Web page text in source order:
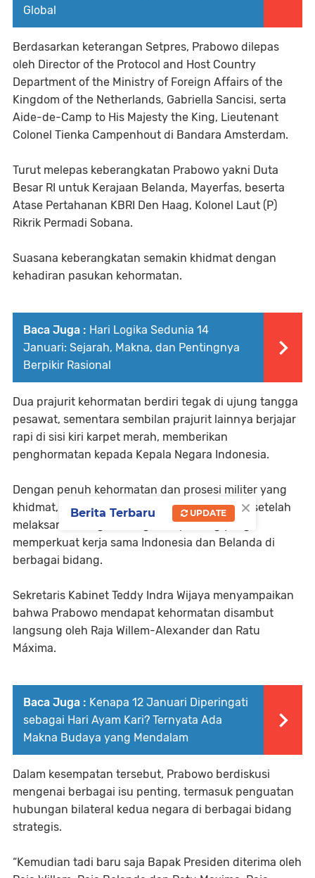
Global
Berdasarkan keterangan Setpres, Prabowo dilepas
oleh Director of the Protocol and Host Country
Department of the Ministry of Foreign Affairs of the
Kingdom of the Netherlands, Gabriella Sancisi, serta
Aide-de-Camp to His Majesty the King, Lieutenant
Colonel Tienka Campenhout di Bandara Amsterdam.
Turut melepas keberangkatan Prabowo yakni Duta
Besar RI untuk Kerajaan Belanda, Mayerfas, beserta
Atase Pertahanan KBRI Den Haag, Kolonel Laut (P)
Rikrik Permadi Sobana.
Suasana keberangkatan semakin khidmat dengan
kehadiran pasukan kehormatan.
Baca Juga : Hari Logika Sedunia 14
Januari: Sejarah, Makna, dan Pentingnya
Berpikir Rasional
Dua prajurit kehormatan berdiri tegak di ujung tangga
pesawat, sementara sembilan prajurit lainnya berjajar
rapi di sisi kiri karpet merah, memberikan
penghormatan kepada Kepala Negara Indonesia.
Dengan penuh kehormatan dan prosesi militer yang
khidmat, Prabowo meninggalkan Amsterdam setelah
melaksanakan agenda-agenda penting yang
memperkuat kerja sama Indonesia dan Belanda di
berbagai bidang.
Sekretaris Kabinet Teddy Indra Wijaya menyampaikan
bahwa Prabowo mendapat kehormatan disambut
langsung oleh Raja Willem-Alexander dan Ratu
Máxima.
Baca Juga : Kenapa 12 Januari Diperingati
sebagai Hari Ayam Kari? Ternyata Ada
Makna Budaya yang Mendalam
Dalam kesempatan tersebut, Prabowo berdiskusi
mengenai berbagai isu penting, termasuk penguatan
hubungan bilateral kedua negara di berbagai bidang
strategis.
“Kemudian tadi baru saja Bapak Presiden diterima oleh
×
Berita Terbaru UPDATE